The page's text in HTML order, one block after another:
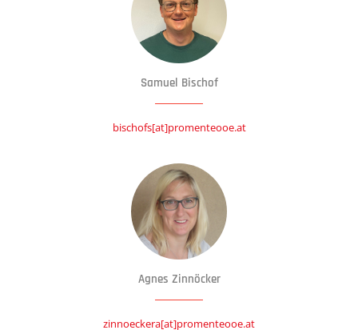
Samuel Bischof
bischofs[at]promenteooe.at
Agnes Zinnöcker
zinnoeckera[at]promenteooe.at